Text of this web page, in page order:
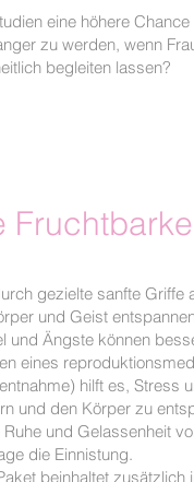
eine höhere
zu werden, wenn
begleiten lassen?
gezielte sanfte
und
und Ängste können
eines
hilft es, Stress
und den Körper zu
Ruhe und Gelassenheit
die
beinhaltet